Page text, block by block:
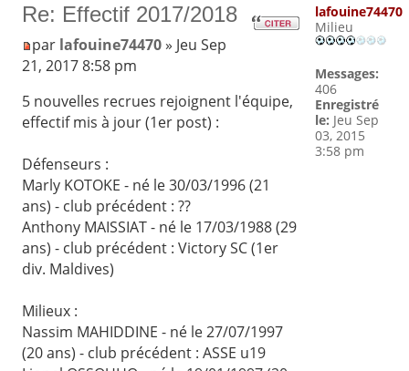
Re: Effectif 2017/2018
par lafouine74470» Jeu Sep
21, 2017 8:58 pm
5 nouvelles recrues rejoignent l'équipe,
effectif mis à jour (1er post) :
Défenseurs :
Marly KOTOKE - né le 30/03/1996 (21
ans) - club précédent : ??
Anthony MAISSIAT - né le 17/03/1988 (29
ans) - club précédent : Victory SC (1er
div. Maldives)
Milieux :
Nassim MAHIDDINE - né le 27/07/1997
(20 ans) - club précédent : ASSE u19
lafouine74470
Milieu
Messages:
406
Enregistré
le: Jeu Sep
03, 2015
3:58 pm